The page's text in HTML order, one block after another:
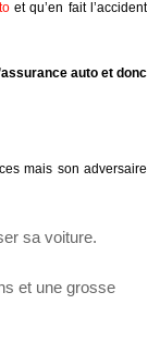
et qu’en fait l’accident
auto et donc
mais son adversaire
sa voiture.
et une grosse